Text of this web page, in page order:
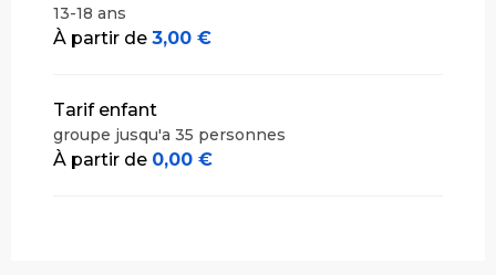
13-18 ans
À partir de 3,00 €
Tarif enfant
groupe jusqu'a 35 personnes
À partir de 0,00 €